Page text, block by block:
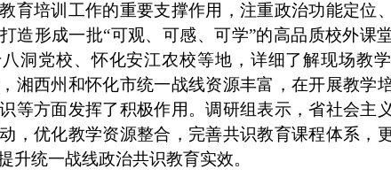
育培训工作的重要支撑作用，注重政治功能定位
造形成一批“可观、可感、可学”的高品质校外课
洞 党校、怀化安江农校等地，详细了解现场教
湘西州 和怀化市统一战线资源丰富，在开展教学
等方面发挥了积极作用。调研组表示，省社会主
，优化教学资源整合，完善共识教育课程体系，
升统一战线政治共识教育实效。